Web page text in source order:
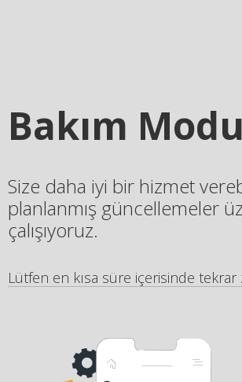
Bakım Modu
Size daha iyi bir hizmet
planlanmış güncellemeler
çalışıyoruz.
Lütfen en kısa süre içerisinde tekrar